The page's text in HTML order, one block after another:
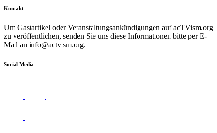
Kontakt
Um Gastartikel oder Veranstaltungsankündigungen auf acTVism.org
zu veröffentlichen, senden Sie uns diese Informationen bitte per E-
Mail an info@actvism.org.
Social Media